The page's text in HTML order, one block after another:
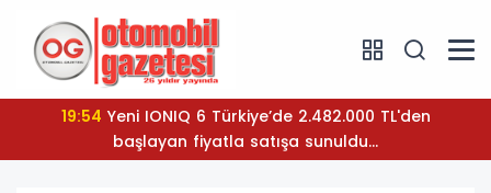
19:54
başlayan fiyatla satışa sunuldu...